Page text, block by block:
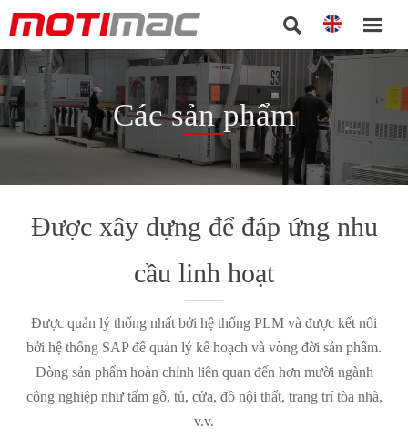
 
Các sản phẩm
Được xây dựng để đáp ứng nhu
cầu linh hoạt
Được quản lý thống nhất bởi hệ thống PLM và được kết nối
bởi hệ thống SAP để quản lý kế hoạch và vòng đời sản phẩm.
Dòng sản phẩm hoàn chỉnh liên quan đến hơn mười ngành
công nghiệp như tấm gỗ, tủ, cửa, đồ nội thất, trang trí tòa nhà,
v.v.